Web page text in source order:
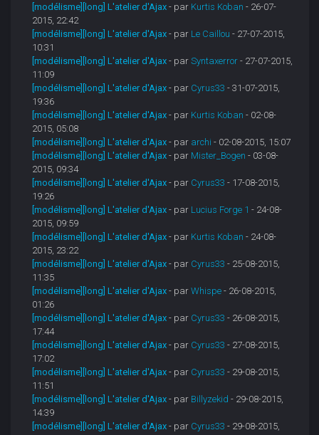
[modélisme][long] L'atelier d'Ajax - par Kurtis Koban - 26-07-
2015, 22:42
[modélisme][long] L'atelier d'Ajax - par Le Caillou - 27-07-2015,
10:31
[modélisme][long] L'atelier d'Ajax - parSyntaxerror - 27-07-2015,
11:09
[modélisme][long] L'atelier d'Ajax - par Cyrus33 - 31-07-2015,
19:36
[modélisme][long] L'atelier d'Ajax - par Kurtis Koban - 02-08-
2015, 05:08
[modélisme][long] L'atelier d'Ajax - par archi - 02-08-2015, 15:07
[modélisme][long] L'atelier d'Ajax - par Mister_Bogen - 03-08-
2015, 09:34
[modélisme][long] L'atelier d'Ajax - par Cyrus33 - 17-08-2015,
19:26
[modélisme][long] L'atelier d'Ajax - par Lucius Forge 1 - 24-08-
2015, 09:59
[modélisme][long] L'atelier d'Ajax - par Kurtis Koban - 24-08-
2015, 23:22
[modélisme][long] L'atelier d'Ajax - par Cyrus33 - 25-08-2015,
11:35
[modélisme][long] L'atelier d'Ajax - parWhispe - 26-08-2015,
01:26
[modélisme][long] L'atelier d'Ajax - par Cyrus33 - 26-08-2015,
17:44
[modélisme][long] L'atelier d'Ajax - par Cyrus33 - 27-08-2015,
17:02
[modélisme][long] L'atelier d'Ajax - par Cyrus33 - 29-08-2015,
11:51
[modélisme][long] L'atelier d'Ajax - par Billyzekid - 29-08-2015,
14:39
[modélisme][long] L'atelier d'Ajax - par Cyrus33 - 29-08-2015,